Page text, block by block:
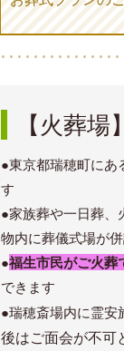
【火葬場
●東京都瑞穂町に
す
●家族葬や一日葬、
物内に葬儀式場が併
●福生市民がご火葬
できます
●瑞穂斎場内に霊安
後はご面会が不可